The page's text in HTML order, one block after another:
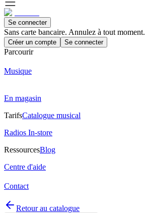
Se connecter
Sans carte bancaire. Annulez à tout moment.
Créer un compte Se connecter
Parcourir
Musique
En magasin
TarifsCatalogue musical
Radios In-store
RessourcesBlog
Centre d'aide
Contact
Retour au catalogue